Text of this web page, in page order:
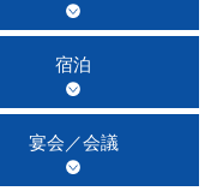
宿泊
宴会／会議